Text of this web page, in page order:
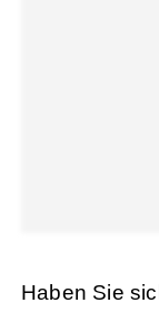
Haben Sie